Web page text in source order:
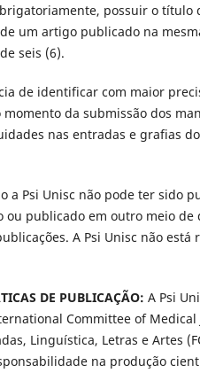
possuir o título
um artigo publicado na
seis (6).
de identificar com maior
momento da submissão dos
nas entradas e grafias
a Psi Unisc não pode ter sido
publicado em outro meio
A Psi Unisc não está
DE PUBLICAÇÃO: A Psi
Committee of
Linguística, Letras e Artes
na produção